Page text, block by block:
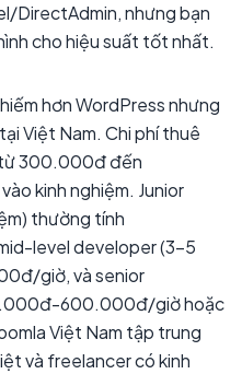
DirectAdmin, nhưng bạn
cho hiệu suất tốt nhất.
hơn WordPress nhưng
Việt Nam. Chi phí thuê
300.000đ đến
kinh nghiệm. Junior
thường tính
level developer (3-5
giờ, và senior
600.000đ/giờ hoặc
Việt Nam tập trung
và freelancer có kinh